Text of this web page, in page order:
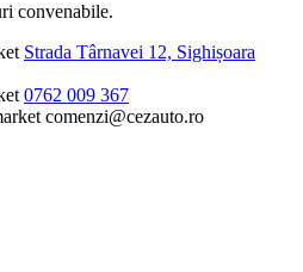
convenabile.
Strada Târnavei 12, Sighișoara
0762 009 367
comenzi@cezauto.ro